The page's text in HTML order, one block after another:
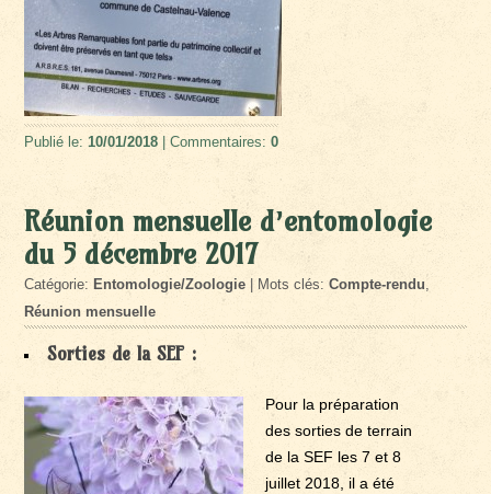
Publié le:10/01/2018 | Commentaires:0
Réunion mensuelle d’entomologie
du 5 décembre 2017
Catégorie: Entomologie/Zoologie | Mots clés:Compte-rendu,
Réunion mensuelle
Sorties de la SEF :
Pour la préparation
des sorties de terrain
de la SEF les 7 et 8
juillet 2018, il a été